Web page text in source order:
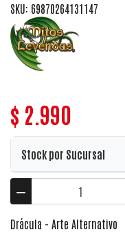
SKU: 69870264131147
$ 2.990
Stock por Sucursal
Drácula - Arte Alternativo